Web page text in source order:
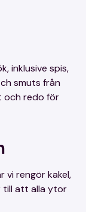
inklusive spis,
smuts från
och redo för
vi rengör kakel,
till att alla ytor